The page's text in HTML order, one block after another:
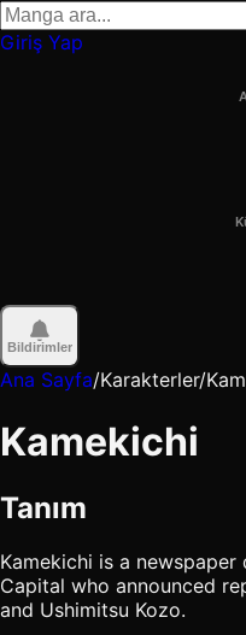
Giriş Yap
Bildirimler
Ana Sayfa/Karakterler/
Kamekichi
Tanım
Kamekichi is a
Capital who announced
and Ushimitsu Kozo.